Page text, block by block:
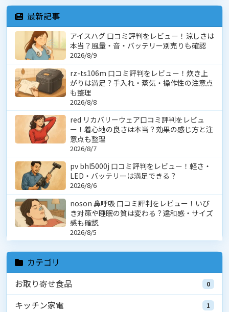
最新記事
アイスハグ 口コミ評判をレビュー！涼しさは
本当？風量・音・バッテリー別売りも確認
2026/8/9
rz-ts106m 口コミ評判をレビュー！炊き上
がりは満足？手入れ・蒸気・操作性の注意点
も整理
2026/8/8
red リカバリーウェア口コミ評判をレビュ
ー！着心地の良さは本当？効果の感じ方と注
意点も整理
2026/8/7
pv bhl5000j 口コミ評判をレビュー！軽さ・
LED・バッテリーは満足できる？
2026/8/6
noson 鼻呼吸 口コミ評判をレビュー！いび
き対策や睡眠の質は変わる？違和感・サイズ
感も確認
2026/8/5
カテゴリ
お取り寄せ食品
0
キッチン家電 1